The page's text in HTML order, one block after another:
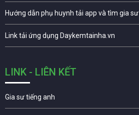
Hướng dẫn phụ huynh tải app và tìm gia sư
Link tải ứng dụng Daykemtainha.vn
LINK - LIÊN KẾT
Gia sư tiếng anh